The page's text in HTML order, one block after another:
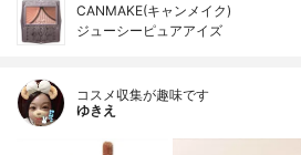
CANMAKE(キャンメイク)
ジューシーピュアアイズ
コスメ収集が趣味です
ゆきえ